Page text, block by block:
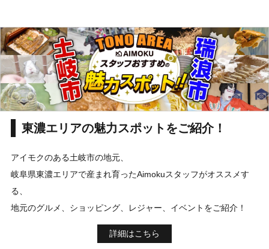
東濃エリアの魅力スポットをご紹介！
アイモクのある土岐市の地元、
岐阜県東濃エリアで産まれ育ったAimokuスタッフがオススメす
る、
地元のグルメ、ショッピング、レジャー、イベントをご紹介！
詳細はこちら